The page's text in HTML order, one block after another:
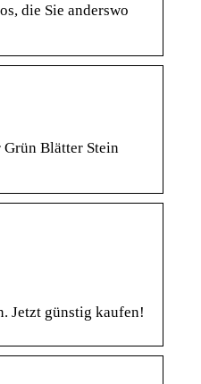
die Sie anderswo
Blätter Stein
Jetzt günstig kaufen!